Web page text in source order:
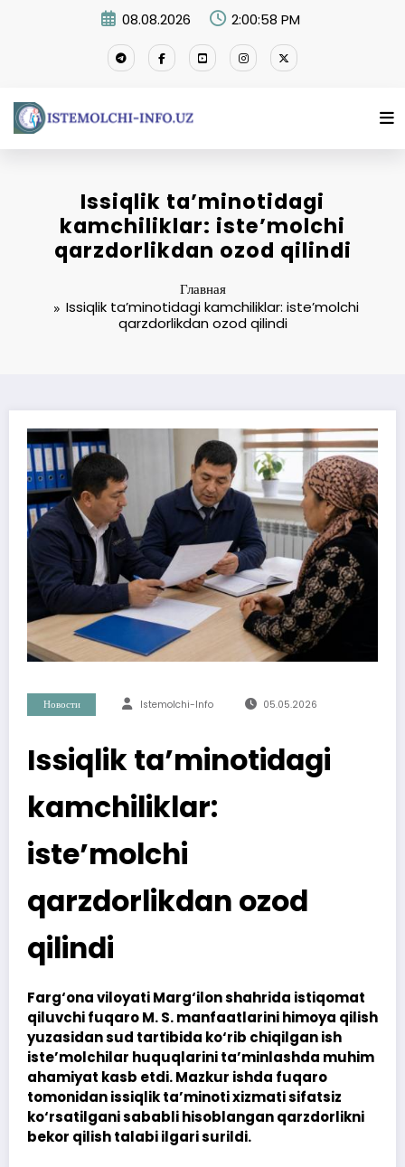
08.08.2026 2:00:59 PM
Issiqlik ta’minotidagi
kamchiliklar: iste’molchi
qarzdorlikdan ozod qilindi
Главная
Issiqlik ta’minotidagi kamchiliklar: iste’molchi
qarzdorlikdan ozod qilindi
Новости Istemolchi-Info 05.05.2026
Issiqlik ta’minotidagi
kamchiliklar:
iste’molchi
qarzdorlikdan ozod
qilindi
Farg‘ona viloyati Marg‘ilon shahrida istiqomat
qiluvchi fuqaro M. S. manfaatlarini himoya qilish
yuzasidan sud tartibida ko‘rib chiqilgan ish
iste’molchilar huquqlarini ta’minlashda muhim
ahamiyat kasb etdi. Mazkur ishda fuqaro
tomonidan issiqlik ta’minoti xizmati sifatsiz
ko‘rsatilgani sababli hisoblangan qarzdorlikni
bekor qilish talabi ilgari surildi.